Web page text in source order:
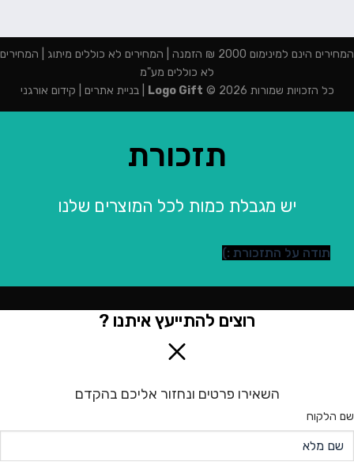
המחירים הינם למינימום 2000 ₪ הזמנה | המחירים לא כוללים מיתוג | המחירים
לא כוללים מע"מ
כל הזכויות שמורות 2026 ©
Logo Gift
|בניית אתרים קידום אורגני
תזכורת
יש מגבלת כמות לכל המוצרים שלנו
תודה על התזכורת :)
רוצים להתייעץ איתנו ?
השאירו פרטים ונחזור אליכם בהקדם
שם הלקוח